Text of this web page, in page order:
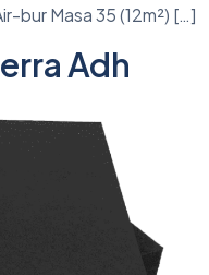
bur Masa 35 (12m²) […]
Adh